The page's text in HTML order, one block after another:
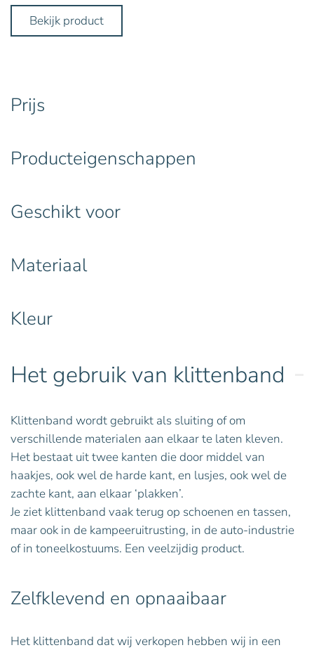
Bekijk product
Prijs
Producteigenschappen
Geschikt voor
Materiaal
Kleur
Het gebruik van klittenband
Klittenband wordt gebruikt als sluiting of om
verschillende materialen aan elkaar te laten kleven.
Het bestaat uit twee kanten die door middel van
haakjes, ook wel de harde kant, en lusjes, ook wel de
zachte kant, aan elkaar ‘plakken’.
Je ziet klittenband vaak terug op schoenen en tassen,
maar ook in de kampeeruitrusting, in de auto-industrie
of in toneelkostuums. Een veelzijdig product.
Zelfklevend en opnaaibaar
Het klittenband dat wij verkopen hebben wij in een